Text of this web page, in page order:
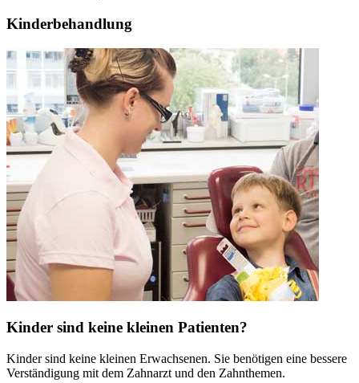
Kinderbehandlung
Kinder sind keine kleinen Patienten?
Kinder sind keine kleinen Erwachsenen. Sie benötigen eine bessere
Verständigung mit dem Zahnarzt und den Zahnthemen.